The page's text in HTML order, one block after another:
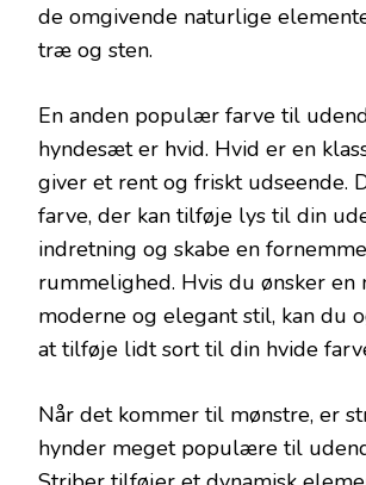
de omgivende naturlige
træ og sten.
En anden populær farve til
hyndesæt er hvid. Hvid er en
giver et rent og friskt udseende.
farve, der kan tilføje lys til din
indretning og skabe en
rummelighed. Hvis du ønsker en
moderne og elegant stil, kan du
at tilføje lidt sort til din hvide
Når det kommer til mønstre, er
hynder meget populære til